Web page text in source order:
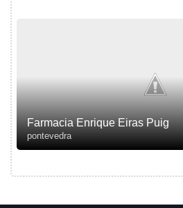
Farmacia Enrique Eiras Puig
pontevedra